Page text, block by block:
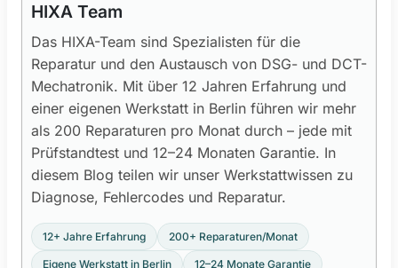
HIXA Team
Das HIXA-Team sind Spezialisten für die
Reparatur und den Austausch von DSG- und DCT-
Mechatronik. Mit über 12 Jahren Erfahrung und
einer eigenen Werkstatt in Berlin führen wir mehr
als 200 Reparaturen pro Monat durch – jede mit
Prüfstandtest und 12–24 Monaten Garantie. In
diesem Blog teilen wir unser Werkstattwissen zu
Diagnose, Fehlercodes und Reparatur.
12+ Jahre Erfahrung 200+ Reparaturen/Monat
Eigene Werkstatt in Berlin 12–24 Monate Garantie